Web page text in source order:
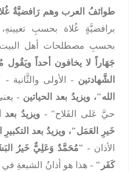
طوائفُ العرب وهم رَافضيَّةٌ
برافضيَّةٍ غُلاة بحسبِ
بحسبِ مصطلحات أهل البيت -
جَهَاراً لا يخافون أحداً ويَقُول
الشَّهادتين- الأولى والثَّانية -
الله"، ويزيدُ بعد الحياتين-
حيَّ عَلى الفَلاح" - ويزيدُ
خَيرِ العَمَل"، ويزيدُ بعد التكبيرِ
الأذان - "مُحَمَّدٌ وَعَلِيٌّ خَيرُ
كَفَر"